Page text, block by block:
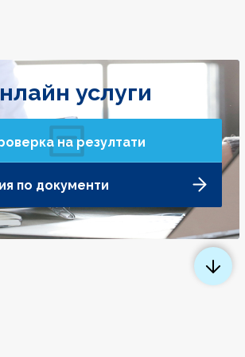
услуги
на резултати
по документи